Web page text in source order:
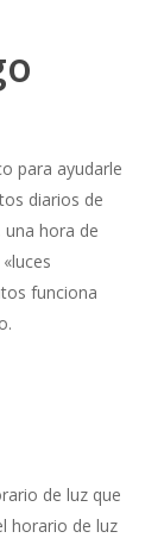
para ayudarle
diarios de
una hora de
funciona
de luz que
horario de luz